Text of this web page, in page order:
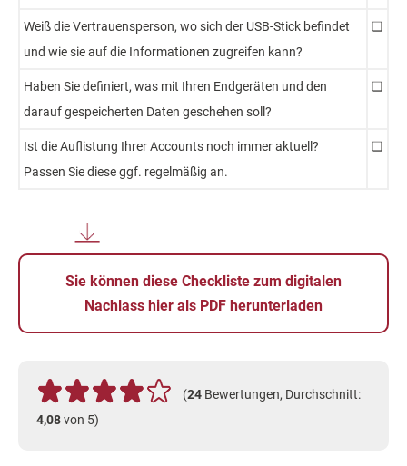
Weiß die Vertrauensperson, wo sich der USB-Stick befindet
und wie sie auf die Informationen zugreifen kann?
❏
Haben Sie definiert, was mit Ihren Endgeräten und den
darauf gespeicherten Daten geschehen soll?
❏
Ist die Auflistung Ihrer Accounts noch immer aktuell?
Passen Sie diese ggf. regelmäßig an.
❏
Sie können diese Checkliste zum digitalen
Nachlass hier als PDF herunterladen
(24 Bewertungen, Durchschnitt:
4,08von 5)